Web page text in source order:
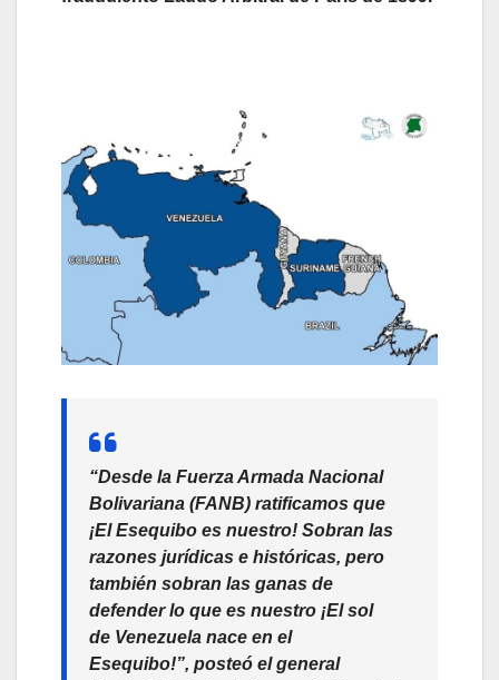
“Desde la Fuerza Armada Nacional
Bolivariana (FANB) ratificamos que
¡El Esequibo es nuestro! Sobran las
razones jurídicas e históricas, pero
también sobran las ganas de
defender lo que es nuestro ¡El sol
de Venezuela nace en el
Esequibo!”, posteó el general